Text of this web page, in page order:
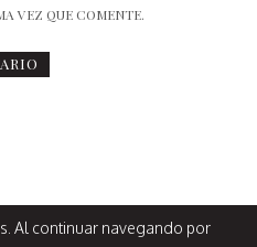
VEZ QUE COMENTE.
© La chimenea de las hadas, 2014
Al continuar navegando por